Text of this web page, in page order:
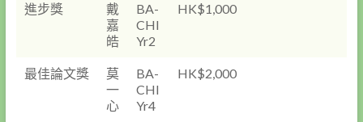
進步獎
戴
嘉
皓
BA-
CHI
Yr2
HK$1,000
最佳論文獎
莫
一
心
BA-
CHI
Yr4
HK$2,000